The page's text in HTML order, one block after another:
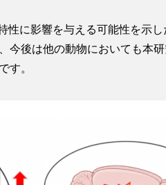
性に影響を与える可能性を示
今後は他の動物においても本
す。